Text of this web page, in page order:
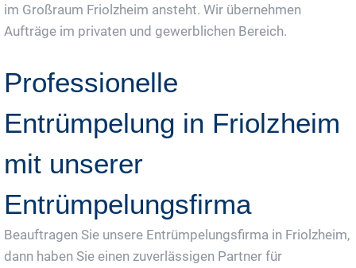
im Großraum Friolzheim ansteht. Wir übernehmen
Aufträge im privaten und gewerblichen Bereich.
Professionelle
Entrümpelung in Friolzheim
mit unserer
Entrümpelungsfirma
Beauftragen Sie unsere Entrümpelungsfirma in Friolzheim,
dann haben Sie einen zuverlässigen Partner für